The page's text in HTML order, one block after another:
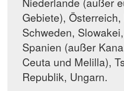
Gebiete),
Schweden,
Spanien (außer
Ceuta und Melilla),
Republik, Ungarn.